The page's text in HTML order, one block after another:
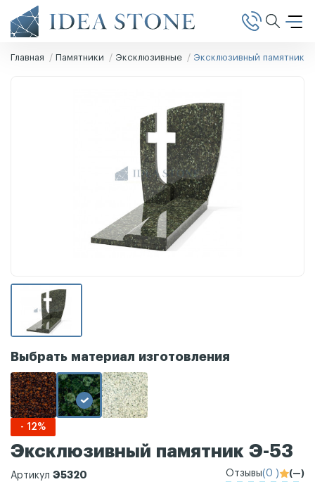
Главная Памятники Эксклюзивные Эксклюзивный памятник
Выбрать материал изготовления
- 12%
Эксклюзивный памятник Э-53
Артикул Э5320 Отзывы(0 ) (—)